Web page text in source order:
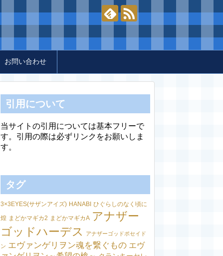
お問い合わせ
引用について
当サイトの引用については基本フリーで
す。引用の際は必ずリンクをお願いしま
す。
タグ
3×3EYES(サザンアイズ) HANABI ひぐらしのなく頃に
煌 まどかマギカ2 まどかマギカA アナザー
ゴッドハーデス
アナザーゴッドポセイド
ン エヴァンゲリヲン魂を繋ぐもの エヴ